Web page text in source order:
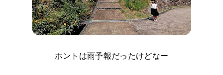
ホントは雨予報だったけどなー